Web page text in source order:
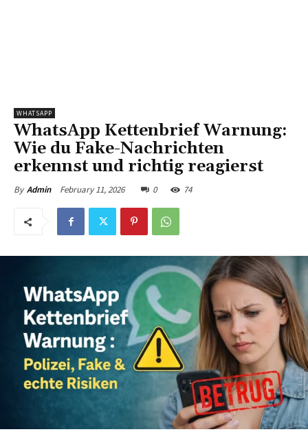
WHATSAPP
WhatsApp Kettenbrief Warnung:
Wie du Fake-Nachrichten
erkennst und richtig reagierst
By Admin February 11, 2026 0 74